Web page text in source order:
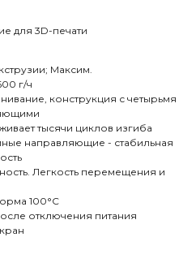
для 3D-печати
Максим.
г/ч
конструкция с четырьмя
тысячи циклов изгиба
направляющие - стабильная
Легкость перемещения и
100°C
отключения питания